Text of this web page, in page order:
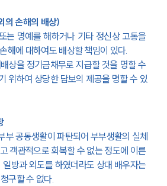
의 손해의 배상)
명예를 해하거나 기타 정신상 고통을
해에 대하여도 배상할 책임이 있다.
상을 정기금채무로 지급할 것을 명할 수
위하여 상당한 담보의 제공을 명할 수 있
부 공동생활이 파탄되어 부부생활의 실체
객관적으로 회복할 수 없는 정도에 이른
방과 외도를 하였더라도 상대 배우자는
구할 수 없다.